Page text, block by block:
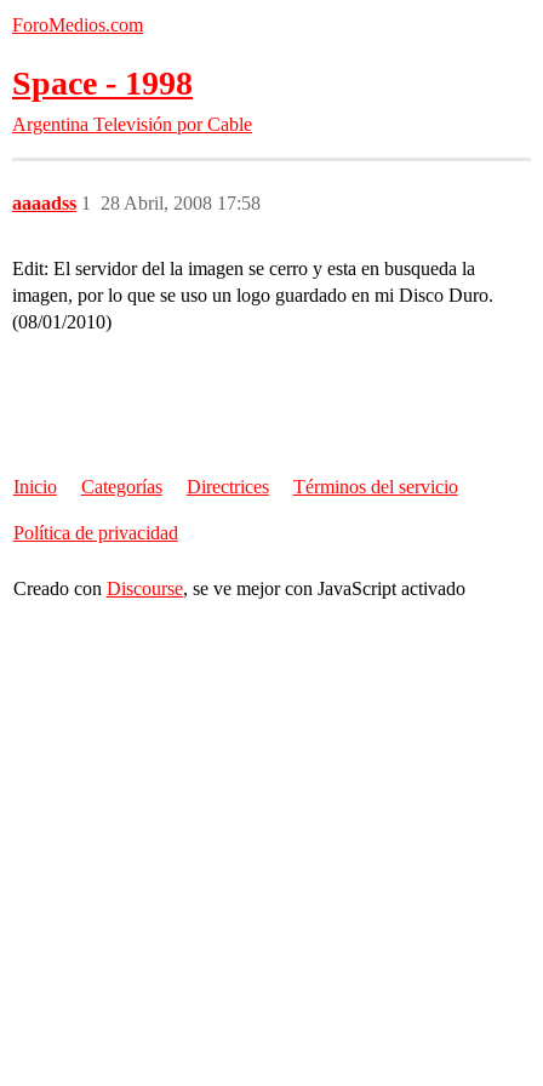
ForoMedios.com
Space - 1998
Argentina Televisión por Cable
aaaadss 28 Abril, 2008 17:58
1
Edit: El servidor del la imagen se cerro y esta en busqueda la
imagen, por lo que se uso un logo guardado en mi Disco Duro.
(08/01/2010)
Inicio Categorías Directrices Términos del servicio
Política de privacidad
Creado con Discourse, se ve mejor con JavaScript activado